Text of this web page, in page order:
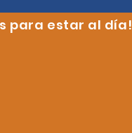
para estar al día!